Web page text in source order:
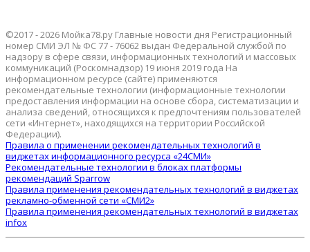
©2017 - 2026 Мойка78.ру Главные новости дня Регистрационный
номер СМИ ЭЛ № ФС 77 - 76062 выдан Федеральной службой по
надзору в сфере связи, информационных технологий и массовых
коммуникаций (Роскомнадзор) 19 июня 2019 года На
информационном ресурсе (сайте) применяются
рекомендательные технологии (информационные технологии
предоставления информации на основе сбора, систематизации и
анализа сведений, относящихся к предпочтениям пользователей
сети «Интернет», находящихся на территории Российской
Федерации).
Правила о применении рекомендательных технологий в
виджетах информационного ресурса «24СМИ»
Рекомендательные технологии в блоках платформы
рекомендаций Sparrow
Правила применения рекомендательных технологий в виджетах
рекламно-обменной сети «СМИ2»
Правила применения рекомендательных технологий в виджетах
infox